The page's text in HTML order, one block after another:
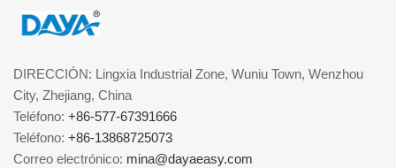
DIRECCIÓN: Lingxia Industrial Zone, Wuniu Town, Wenzhou
City, Zhejiang, China
Teléfono: +86-577-67391666
Teléfono: +86-13868725073
Correo electrónico: mina@dayaeasy.com